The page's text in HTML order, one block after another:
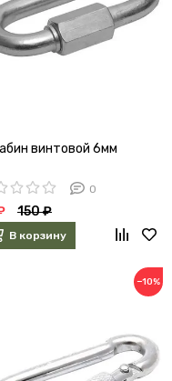
винтовой 6мм
0
150 ₽
В корзину
−10%